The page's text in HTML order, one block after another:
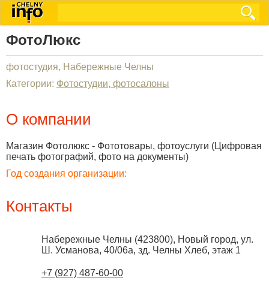
ФотоЛюкс
фотостудия, Набережные Челны
Категории: Фотостудии, фотосалоны
О компании
Магазин Фотолюкс - Фототовары, фотоуслуги (Цифровая
печать фотографий, фото на документы)
Год создания организации:
Контакты
Набережные Челны (423800), Новый город, ул.
Ш. Усманова, 40/06а, зд. Челны Хлеб, этаж 1
+7 (927) 487-60-00